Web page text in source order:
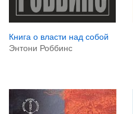
Книга о власти над собой
Энтони Роббинс